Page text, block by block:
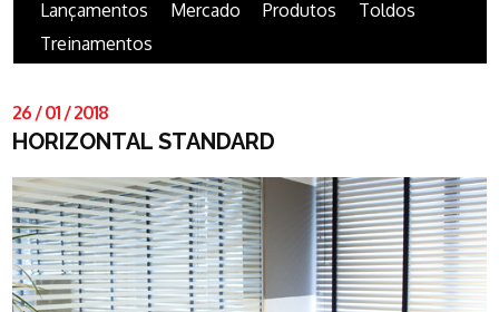
Lançamentos
Mercado Produtos
Toldos
Treinamentos
26 /01 /2018
HORIZONTAL STANDARD